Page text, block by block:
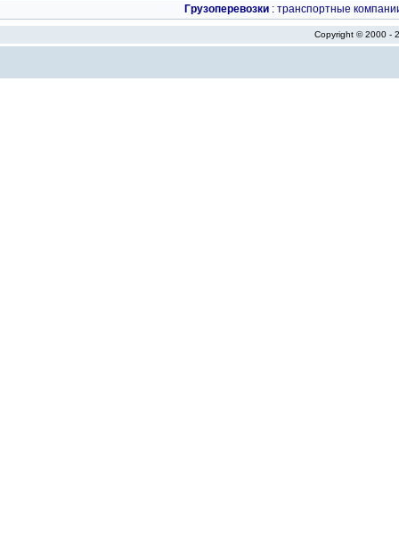
Грузоперевозки : транспортные
Copyright © 2000 -